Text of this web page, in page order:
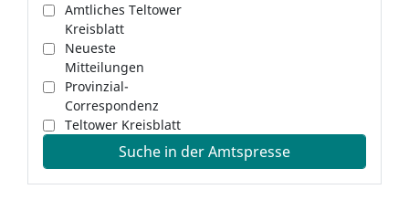
Amtliches Teltower
Kreisblatt
Neueste
Mitteilungen
Provinzial-
Correspondenz
Teltower Kreisblatt
Suche in der Amtspresse